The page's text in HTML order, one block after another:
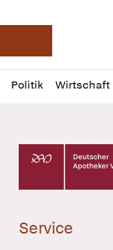
Deutsche
Politik Wirtschaft
Profil
öffnen
Daz
Pur
Deutscher
Service